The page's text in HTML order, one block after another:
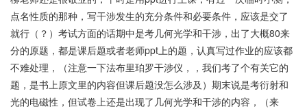
点名性质的那种，写干涉发生的充分条件和必要条件，应该是交了
就行（？）考试方面的话期中是考几何光学和干涉，出了大概80来
分的原题，都是课后题或者老师ppt上的题，认真写过作业的应该都
不难处理，（注意一下法布里珀罗干涉仪，，我们考了个有关它的
题，是书上原文里的内容但课后题没怎么涉及）期末说是考衍射和
光的电磁性，但试卷上还是出现了几何光学和干涉的内容，（来